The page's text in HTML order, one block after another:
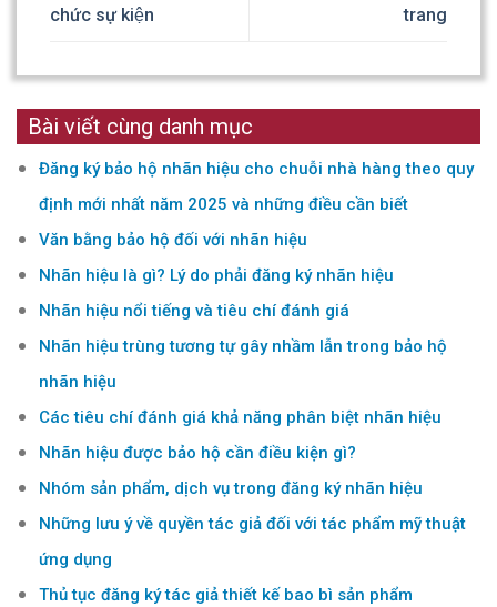
chức sự kiện
trang
Bài viết cùng danh mục
Đăng ký bảo hộ nhãn hiệu cho chuỗi nhà hàng theo quy
định mới nhất năm 2025 và những điều cần biết
Văn bằng bảo hộ đối với nhãn hiệu
Nhãn hiệu là gì? Lý do phải đăng ký nhãn hiệu
Nhãn hiệu nổi tiếng và tiêu chí đánh giá
Nhãn hiệu trùng tương tự gây nhầm lẫn trong bảo hộ
nhãn hiệu
Các tiêu chí đánh giá khả năng phân biệt nhãn hiệu
Nhãn hiệu được bảo hộ cần điều kiện gì?
Nhóm sản phẩm, dịch vụ trong đăng ký nhãn hiệu
Những lưu ý về quyền tác giả đối với tác phẩm mỹ thuật
ứng dụng
Thủ tục đăng ký tác giả thiết kế bao bì sản phẩm